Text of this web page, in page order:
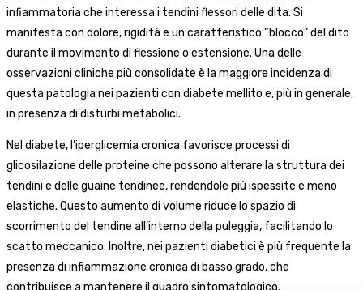
infiammatoria che interessa i tendini flessori delle dita. Si
manifesta con dolore, rigidità e un caratteristico “blocco” del dito
durante il movimento di flessione o estensione. Una delle
osservazioni cliniche più consolidate è la maggiore incidenza di
questa patologia nei pazienti con diabete mellito e, più in generale,
in presenza di disturbi metabolici.
Nel diabete, l’iperglicemia cronica favorisce processi di
glicosilazione delle proteine che possono alterare la struttura dei
tendini e delle guaine tendinee, rendendole più ispessite e meno
elastiche. Questo aumento di volume riduce lo spazio di
scorrimento del tendine all’interno della puleggia, facilitando lo
scatto meccanico. Inoltre, nei pazienti diabetici è più frequente la
presenza di infiammazione cronica di basso grado, che
contribuisce a mantenere il quadro sintomatologico.